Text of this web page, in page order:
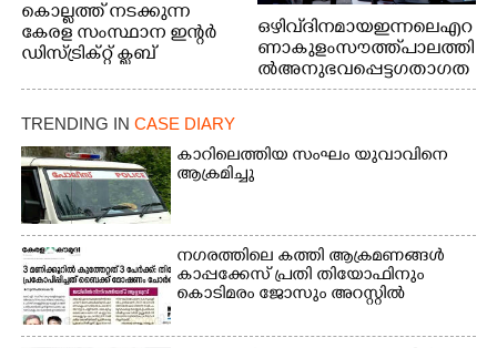
കൊല്ലത്ത് നടക്കുന്ന
കേരള സംസ്ഥാന ഇന്റർ
ഡിസ്ട്രിക്റ്റ് ക്ലബ്
ചാമ്പ്യൻഷിപ്പിൽ അണ്ടർ
20 ആൺകുട്ടികളുടെ 200
മത്സരത്തിനിടെ സിന്തറ്റിക്
ട്രാക്കിന് കുറുകെ ഓടുന്ന
നായകൾ.
ഒഴിവ് ദിനമായ ഇന്നലെ എറ
ണാകുളം സൗത്ത് പാലത്തി
ൽ അനുഭവപ്പെട്ട ഗതാഗത
ക്കുരുക്ക്
TRENDING IN CASE DIARY
കാറിലെത്തിയ സംഘം യുവാവിനെ
ആക്രമിച്ചു
നഗരത്തിലെ കത്തി ആക്രമണങ്ങൾ
കാപ്പക്കേസ് പ്രതി തിയോഫിനും
കൊടിമരം ജോസും അറസ്റ്റിൽ